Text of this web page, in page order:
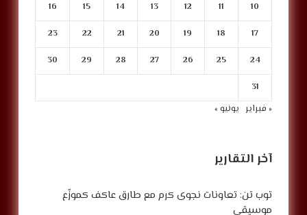
10
11
12
13
14
15
16
17
18
19
20
21
22
23
24
25
26
27
28
29
30
31
« فبراير يونيو »
آخر التقارير
توب تن: تعاونات نجوى كرم مع طارق عاكف كموزّع
موسيقي